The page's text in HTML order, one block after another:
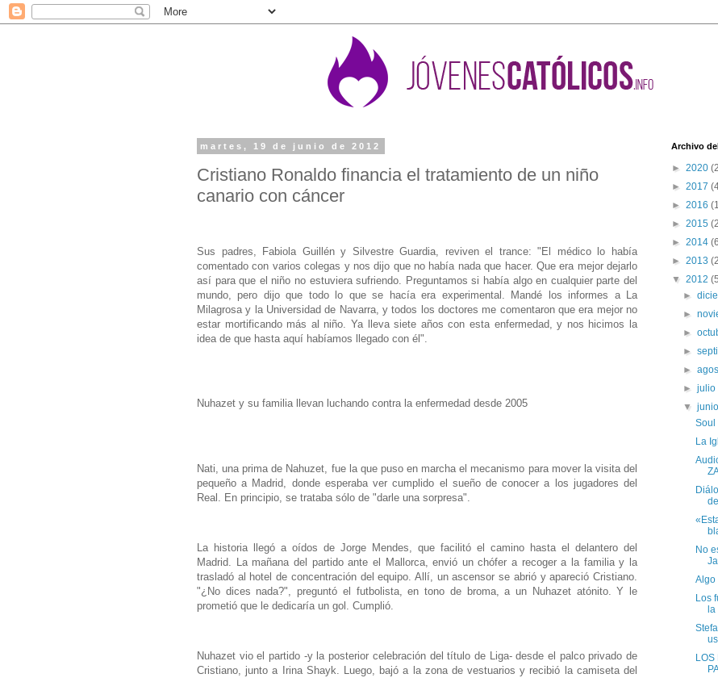
martes, 19 de junio de 2012
Cristiano Ronaldo financia el tratamiento de un niño
canario con cáncer
Sus padres, Fabiola Guillén y Silvestre Guardia, reviven el trance: "El médico lo había
comentado con varios colegas y nos dijo que no había nada que hacer. Que era mejor dejarlo
así para que el niño no estuviera sufriendo. Preguntamos si había algo en cualquier parte del
mundo, pero dijo que todo lo que se hacía era experimental. Mandé los informes a La
Milagrosa y la Universidad de Navarra, y todos los doctores me comentaron que era mejor no
estar mortificando más al niño. Ya lleva siete años con esta enfermedad, y nos hicimos la
idea de que hasta aquí habíamos llegado con él".
Nuhazet y su familia llevan luchando contra la enfermedad desde 2005
Nati, una prima de Nahuzet, fue la que puso en marcha el mecanismo para mover la visita del
pequeño a Madrid, donde esperaba ver cumplido el sueño de conocer a los jugadores del
Real. En principio, se trataba sólo de "darle una sorpresa".
La historia llegó a oídos de Jorge Mendes, que facilitó el camino hasta el delantero del
Madrid. La mañana del partido ante el Mallorca, envió un chófer a recoger a la familia y la
trasladó al hotel de concentración del equipo. Allí, un ascensor se abrió y apareció Cristiano.
"¿No dices nada?", preguntó el futbolista, en tono de broma, a un Nuhazet atónito. Y le
prometió que le dedicaría un gol. Cumplió.
Nuhazet vio el partido -y la posterior celebración del título de Liga- desde el palco privado de
Cristiano, junto a Irina Shayk. Luego, bajó a la zona de vestuarios y recibió la camiseta del
Archivo
► 2020
► 2017
► 2016
► 2015
► 2014
► 2013
▼ 2012
►
►
►
►
►
►julio
▼
Soul
La
No
Algo
Los